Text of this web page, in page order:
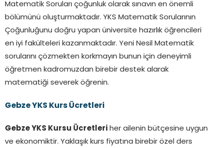
Matematik Soruları çoğunluk olarak sınavın en önemli
bölümünü oluşturmaktadır. YKS Matematik Sorularının
Çoğunluğunu doğru yapan üniversite hazırlık öğrencileri
en iyi fakülteleri kazanmaktadır. Yeni Nesil Matematik
sorularını çözmekten korkmayın bunun için deneyimli
öğretmen kadromuzdan birebir destek alarak
matematiği severek öğrenin.
Gebze YKS Kurs Ücretleri
Gebze YKS Kursu Ücretleri
her ailenin bütçesine uygun
ve ekonomiktir. Yaklaşık kurs fiyatına birebir özel ders